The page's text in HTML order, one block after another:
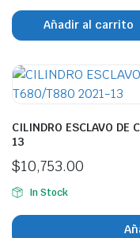
Añadir al carrito
CILINDRO ESCLAVO
13
$10,753.00
In Stock